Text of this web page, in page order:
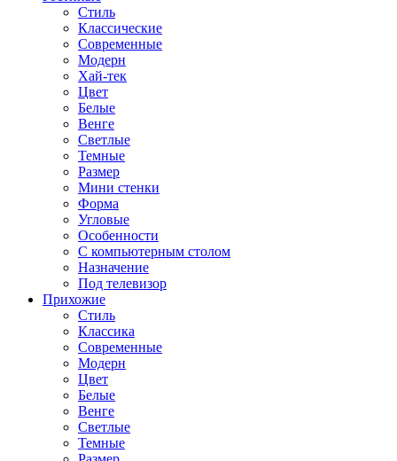
Стиль
Классические
Современные
Модерн
Хай-тек
Цвет
Белые
Венге
Светлые
Темные
Размер
Мини стенки
Форма
Угловые
Особенности
С компьютерным столом
Назначение
Под телевизор
Прихожие
Стиль
Классика
Современные
Модерн
Цвет
Белые
Венге
Светлые
Темные